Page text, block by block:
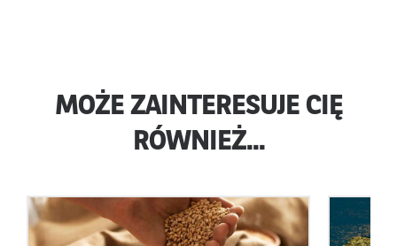
MOŻE ZAINTERESUJE CIĘ
RÓWNIEŻ...